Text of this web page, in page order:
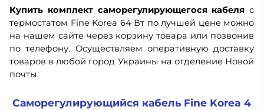
Купить комплект саморегулирующегося кабеля с
термостатом Fine Korea 64 Вт по лучшей цене можно
на нашем сайте через корзину товара или позвонив
по телефону. Осуществляем оперативную доставку
товаров в любой город Украины на отделение Новой
почты.
Саморегулирующийся кабель Fine Korea 4